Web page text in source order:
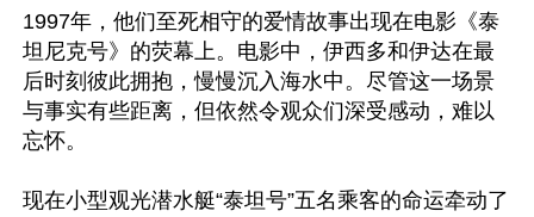
1997年，他们至死相守的爱情故事出现在电影《泰
坦尼克号》的荧幕上。电影中，伊西多和伊达在最
后时刻彼此拥抱，慢慢沉入海水中。尽管这一场景
与事实有些距离，但依然令观众们深受感动，难以
忘怀。
现在小型观光潜水艇“泰坦号”五名乘客的命运牵动了